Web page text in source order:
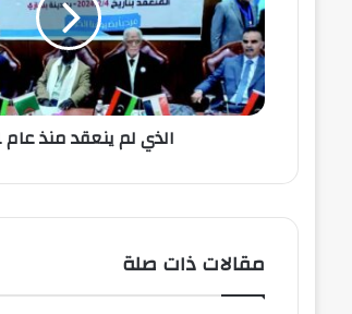
الذي لم ينعقد منذ عام 2011
مقالات ذات صلة